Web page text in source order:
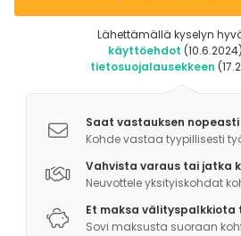
Lähettämällä kyselyn
käyttöehdot
tietosuojalausekkeen
Saat vastauksen
Kohde vastaa tyypillisesti
Vahvista varaus tai jatka
Neuvottele yksityiskohdat
Et maksa välityspalkkiota
Sovi maksusta suoraan